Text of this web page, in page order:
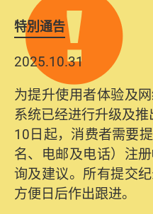
特別通告
2025.10.31
为提升使用者体验及
系统已经进行升级及
10日起，消费者需要
名、电邮及电话）注
询及建议。所有提交
方便日后作出跟进。